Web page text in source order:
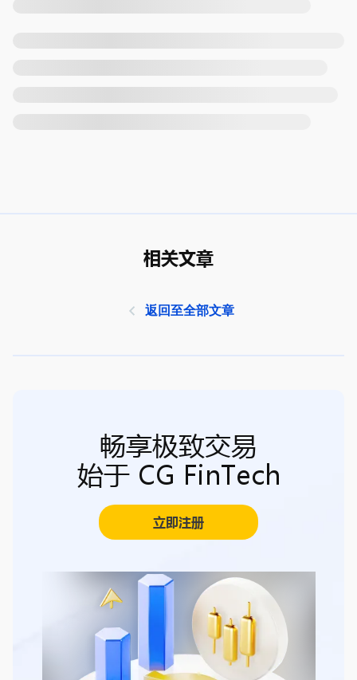
相关文章
返回至全部文章
畅享极致交易
始于 CG FinTech
立即注册